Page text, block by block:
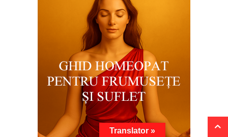
Translator »